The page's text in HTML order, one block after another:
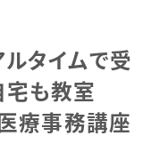
ルタイムで受
も教室
事務講座